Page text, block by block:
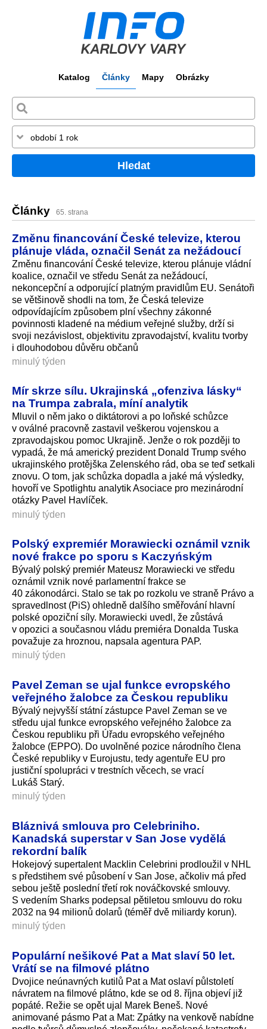
Katalog Články Mapy Obrázky
Hledat
Články 65. strana
Změnu financování České televize, kterou
plánuje vláda, označil Senát za nežádoucí
Změnu financování České televize, kterou plánuje vládní
koalice, označil ve středu Senát za nežádoucí,
nekoncepční a odporující platným pravidlům EU. Senátoři
se většinově shodli na tom, že Česká televize
odpovídajícím způsobem plní všechny zákonné
povinnosti kladené na médium veřejné služby, drží si
svoji nezávislost, objektivitu zpravodajství, kvalitu tvorby
i dlouhodobou důvěru občanů
minulý týden
Mír skrze sílu. Ukrajinská „ofenziva lásky“
na Trumpa zabrala, míní analytik
Mluvil o něm jako o diktátorovi a po loňské schůzce
v oválné pracovně zastavil veškerou vojenskou a
zpravodajskou pomoc Ukrajině. Jenže o rok později to
vypadá, že má americký prezident Donald Trump svého
ukrajinského protějška Zelenského rád, oba se teď setkali
znovu. O tom, jak schůzka dopadla a jaké má výsledky,
hovoří ve Spotlightu analytik Asociace pro mezinárodní
otázky Pavel Havlíček.
minulý týden
Polský expremiér Morawiecki oznámil vznik
nové frakce po sporu s Kaczyńským
Bývalý polský premiér Mateusz Morawiecki ve středu
oznámil vznik nové parlamentní frakce se
40 zákonodárci. Stalo se tak po rozkolu ve straně Právo a
spravedlnost (PiS) ohledně dalšího směřování hlavní
polské opoziční síly. Morawiecki uvedl, že zůstává
v opozici a současnou vládu premiéra Donalda Tuska
považuje za hroznou, napsala agentura PAP.
minulý týden
Pavel Zeman se ujal funkce evropského
veřejného žalobce za Českou republiku
Bývalý nejvyšší státní zástupce Pavel Zeman se ve
středu ujal funkce evropského veřejného žalobce za
Českou republiku při Úřadu evropského veřejného
žalobce (EPPO). Do uvolněné pozice národního člena
České republiky v Eurojustu, tedy agentuře EU pro
justiční spolupráci v trestních věcech, se vrací
Lukáš Starý.
minulý týden
Bláznivá smlouva pro Celebriniho.
Kanadská superstar v San Jose vydělá
rekordní balík
Hokejový supertalent Macklin Celebrini prodloužil v NHL
s předstihem své působení v San Jose, ačkoliv má před
sebou ještě poslední třetí rok nováčkovské smlouvy.
S vedením Sharks podepsal pětiletou smlouvu do roku
2032 na 94 milionů dolarů (téměř dvě miliardy korun).
minulý týden
Populární nešikové Pat a Mat slaví 50 let.
Vrátí se na filmové plátno
Dvojice neúnavných kutilů Pat a Mat oslaví půlstoletí
návratem na filmové plátno, kde se od 8. října objeví již
popáté. Režie se opět ujal Marek Beneš. Nové
animované pásmo Pat a Mat: Zpátky na venkově nabídne